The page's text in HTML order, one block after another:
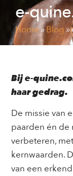
e-
Home»Blog»
Bij e-
haar gedrag.
De missie van
paarden én de
verbeteren,
kernwaarden.
van een